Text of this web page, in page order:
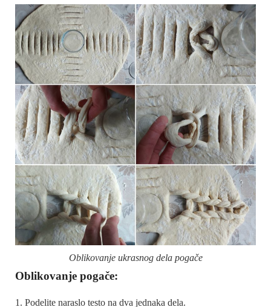
Oblikovanje ukrasnog dela pogače
Oblikovanje pogače:
Podelite naraslo testo na dva jednaka dela.